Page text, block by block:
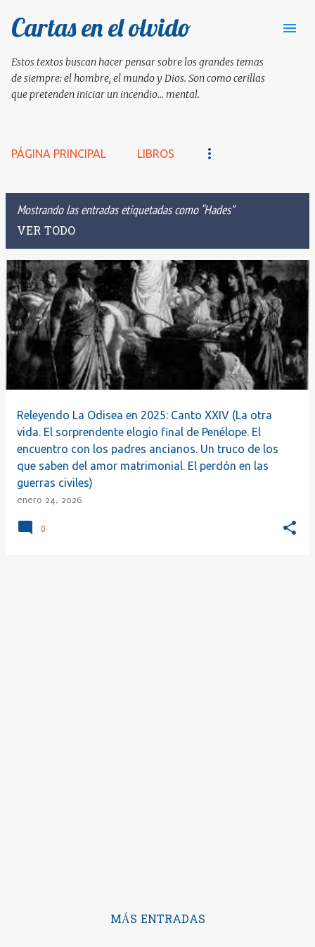
Ir al contenido principal
Cartas en el olvido
Estos textos buscan hacer pensar sobre los grandes temas
de siempre: el hombre, el mundo y Dios. Son como cerillas
que pretenden iniciar un incendio... mental.
PÁGINA PRINCIPAL LIBROS
Mostrando las entradas etiquetadas como Hades
VER TODO
a
Releyendo La Odisea en 2025: Canto XXIV (La otra
vida. El sorprendente elogio final de Penélope. El
encuentro con los padres ancianos. Un truco de los
que saben del amor matrimonial. El perdón en las
guerras civiles)
enero 24, 2026
0
MÁS ENTRADAS